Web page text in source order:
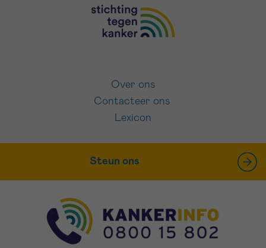
Over ons
Contacteer ons
Lexicon
Steun ons